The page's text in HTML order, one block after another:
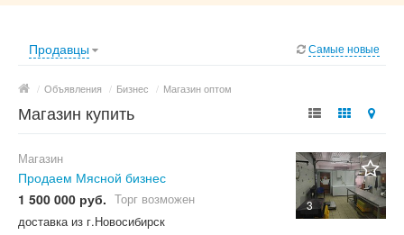
Продавцы Самые новые
/ Объявления / Бизнес / Магазин оптом
Магазин купить
3
Магазин
Продаем Мясной бизнес
1 500 000 руб. Торг возможен
доставка из г.Новосибирск